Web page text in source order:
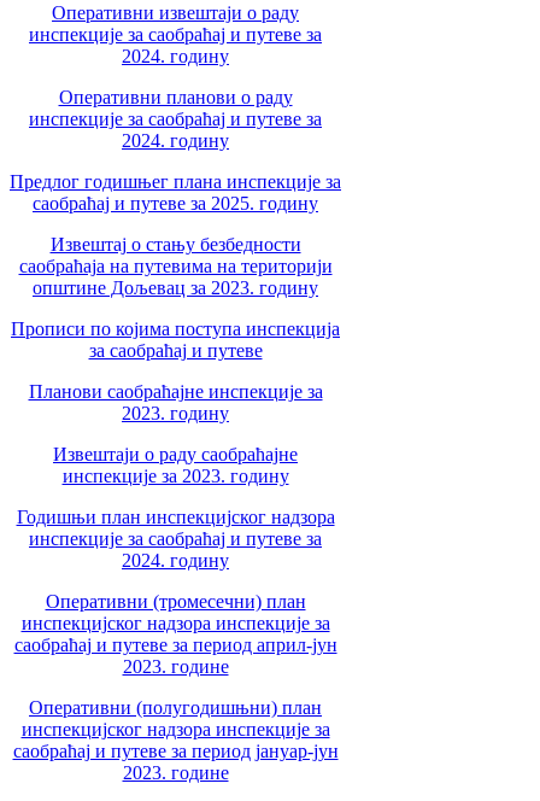
Оперативни извештаји о раду
инспекције за саобраћај и путеве за
2024. годину
Оперативни планови о раду
инспекције за саобраћај и путеве за
2024. годину
Предлог годишњег плана инспекције за
саобраћај и путеве за 2025. годину
Извештај о стању безбедности
саобраћаја на путевима на територији
општине Дољевац за 2023. годину
Прописи по којима поступа инспекција
за саобраћај и путеве
Планови саобраћајне инспекције за
2023. годину
Извештаји о раду саобраћајне
инспекције за 2023. годину
Годишњи план инспекцијског надзора
инспекције за саобраћај и путеве за
2024. годину
Оперативни (тромесечни) план
инспекцијског надзора инспекције за
саобраћај и путеве за период април-јун
2023. године
Оперативни (полугодишњни) план
инспекцијског надзора инспекције за
саобраћај и путеве за период јануар-јун
2023. године